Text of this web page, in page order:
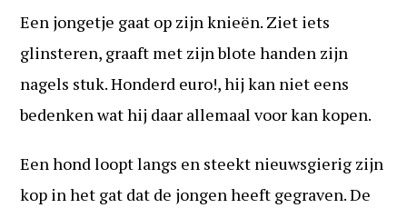
Een jongetje gaat op zijn knieën. Ziet iets
glinsteren, graaft met zijn blote handen zijn
nagels stuk. Honderd euro!, hij kan niet eens
bedenken wat hij daar allemaal voor kan kopen.
Een hond loopt langs en steekt nieuwsgierig zijn
kop in het gat dat de jongen heeft gegraven. De